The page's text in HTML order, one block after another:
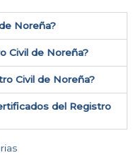
Noreña​?
Civil de Noreña?
Civil de Noreña​?
del Registro